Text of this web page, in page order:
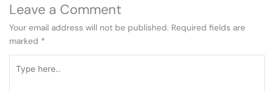
Leave a Comment
Your email address will not be published. Required fields are
marked *
here..